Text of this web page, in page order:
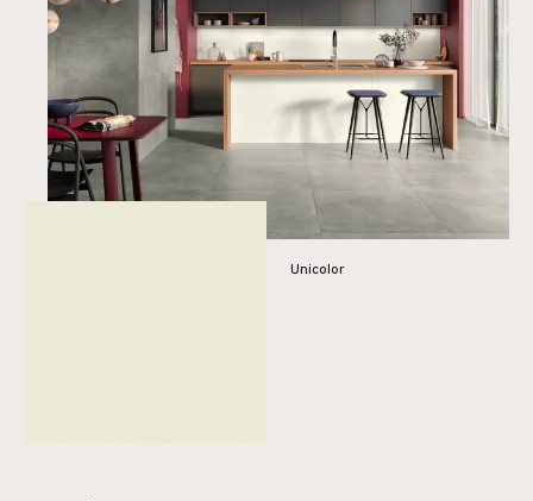
Unicolor